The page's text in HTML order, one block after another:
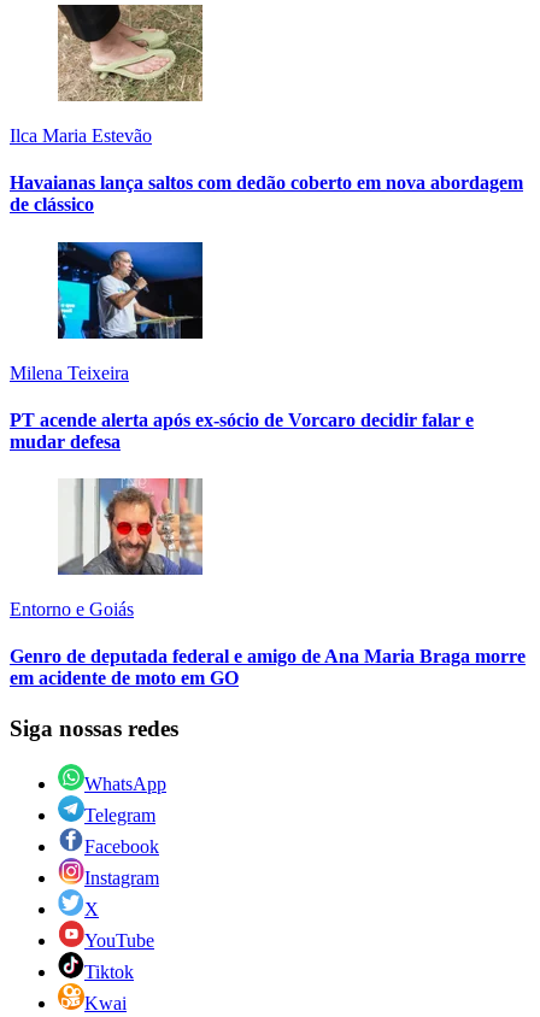
Ilca Maria Estevão
Havaianas lança saltos com dedão coberto em nova abordagem
de clássico
Milena Teixeira
PT acende alerta após ex-sócio de Vorcaro decidir falar e
mudar defesa
Entorno e Goiás
Genro de deputada federal e amigo de Ana Maria Braga morre
em acidente de moto em GO
Siga nossas redes
WhatsApp
Telegram
Facebook
Instagram
X
YouTube
Tiktok
Kwai